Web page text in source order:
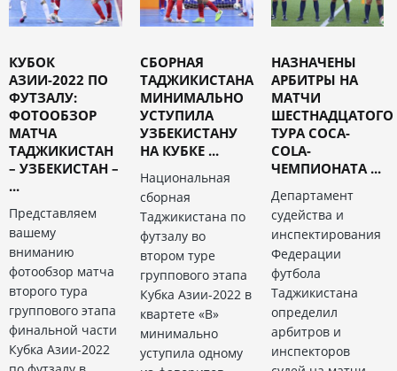
КУБОК
АЗИИ-2022 ПО
ФУТЗАЛУ:
ФОТООБЗОР
МАТЧА
ТАДЖИКИСТАН
– УЗБЕКИСТАН –
...
Представляем
вашему
вниманию
фотообзор матча
второго тура
группового этапа
финальной части
Кубка Азии-2022
СБОРНАЯ
ТАДЖИКИСТАНА
МИНИМАЛЬНО
УСТУПИЛА
УЗБЕКИСТАНУ
НА КУБКЕ ...
Национальная
сборная
Таджикистана по
футзалу во
втором туре
группового этапа
Кубка Азии-2022 в
квартете «В»
минимально
уступила одному
НАЗНАЧЕНЫ
АРБИТРЫ НА
МАТЧИ
ШЕСТНАДЦАТОГО
ТУРА COCA-
COLA-
ЧЕМПИОНАТА ...
Департамент
судейства и
инспектирования
Федерации
футбола
Таджикистана
определил
арбитров и
инспекторов